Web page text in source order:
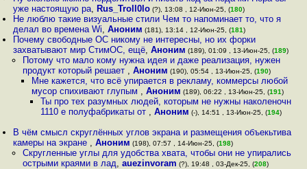
уже настоящую ра, Rus_Troll0lo (?), 13:08 , 12-Июн-25, (180)
Не люблю такие визуальные стили Чем то напоминает то, что я
делал во времена Wi,Аноним (181), 13:14 , 12-Июн-25, (181)
Почему свободные ОС никому не интересны, но их форки
захватывают мир СтимОС, ещё,Аноним (189), 01:09 , 13-Июн-25, (189)
Потому что мало кому нужна идея и даже реализация, нужен
продукт который решает , Аноним (190), 05:54 , 13-Июн-25, (190)
Мне кажется, что всё упирается в рекламу, коммерсы любой
мусор спихивают глупым , Аноним (189), 06:22 , 13-Июн-25, (191)
Ты про тех разумных людей, которым не нужны наколеночн
1110 е полуфабрикаты от ,Аноним (-), 14:51 , 13-Июн-25, (194)
В чём смысл скруглённых углов экрана и размещения объекьтива
камеры на экране ,Аноним (198), 07:57 , 14-Июн-25, (198)
Скругленные углы для удобства хвата, чтобы они не упирались
острыми краями в лад, auezinvoram (?), 19:48 , 03-Дек-25, (208)